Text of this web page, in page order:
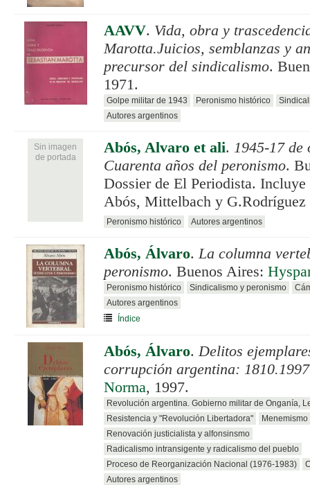
AAVV. Vida, obra y
Marotta.Juicios, semblanzas y
precursor del sindicalismo.
1971.
Golpe militar de 1943 Peronismo histórico
Autores argentinos
Sin imagen
de portada
Abós, Alvaro et ali. 1945-17 de
Cuarenta años del peronismo.
Dossier de El Periodista. Incluye
Abós, Mittelbach y G.Rodríguez
Peronismo histórico Autores argentinos
Abós, Álvaro. La columna
peronismo. Buenos Aires:
Peronismo histórico Sindicalismo y peronismo
Autores argentinos
Índice
Abós, Álvaro. Delitos
corrupción argentina: 1810.1997
Norma, 1997.
Revolución argentina. Gobierno militar de Onganía,
Resistencia y "Revolución Libertadora"
Menemismo
Renovación justicialista y alfonsinsmo
Radicalismo intransigente y radicalismo del pueblo
Proceso de Reorganización Nacional (1976-1983)
Autores argentinos